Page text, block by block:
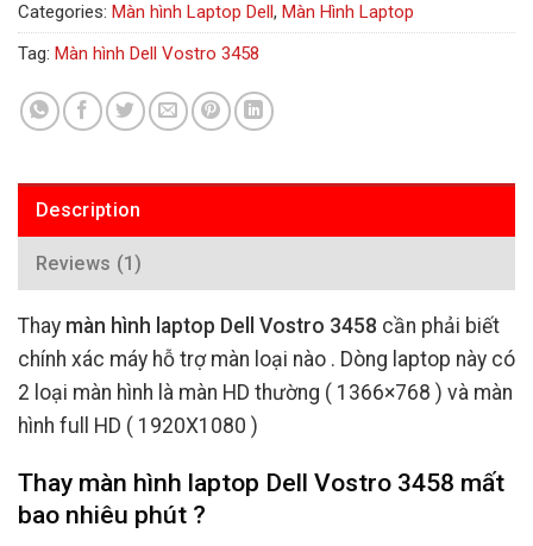
Categories: Màn hình Laptop Dell , Màn Hình Laptop
Tag: Màn hình Dell Vostro 3458
Description
Reviews (1)
Thay màn hình laptop Dell Vostro 3458 cần phải biết
chính xác máy hỗ trợ màn loại nào . Dòng laptop này có
2 loại màn hình là màn HD thường ( 1366×768 ) và màn
hình full HD ( 1920X1080 )
Thay màn hình laptop Dell Vostro 3458 mất
bao nhiêu phút ?